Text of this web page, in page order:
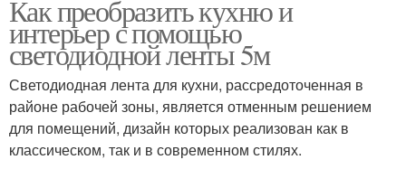
Как преобразить кухню и
интерьер с помощью
светодиодной ленты 5м
Светодиодная лента для кухни, рассредоточенная в
районе рабочей зоны, является отменным решением
для помещений, дизайн которых реализован как в
классическом, так и в современном стилях.